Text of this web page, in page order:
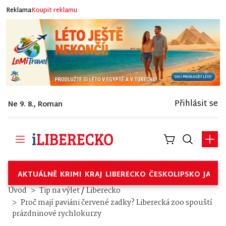
ReklamaKoupit reklamu
Ne 9. 8., Roman Přihlásit se
AKTUÁLNĚ KRIMI KRAJ LIBERECKO ČESKOLIPSKO
Úvod Tip na výlet/Liberecko
Proč mají paviáni červené zadky? Liberecká zoo spouští
prázdninové rychlokurzy